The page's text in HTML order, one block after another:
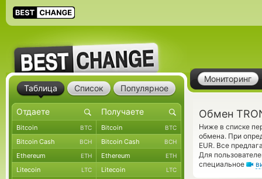
Мониторинг
Обмен
Ниже в списке
обмена. При
EUR. Все
Для
специальное
Таблица Список Популярное
Bitcoin BTC Bitcoin BTC
Bitcoin Cash BCH Bitcoin Cash BCH
Ethereum ETH Ethereum ETH
Litecoin LTC Litecoin LTC